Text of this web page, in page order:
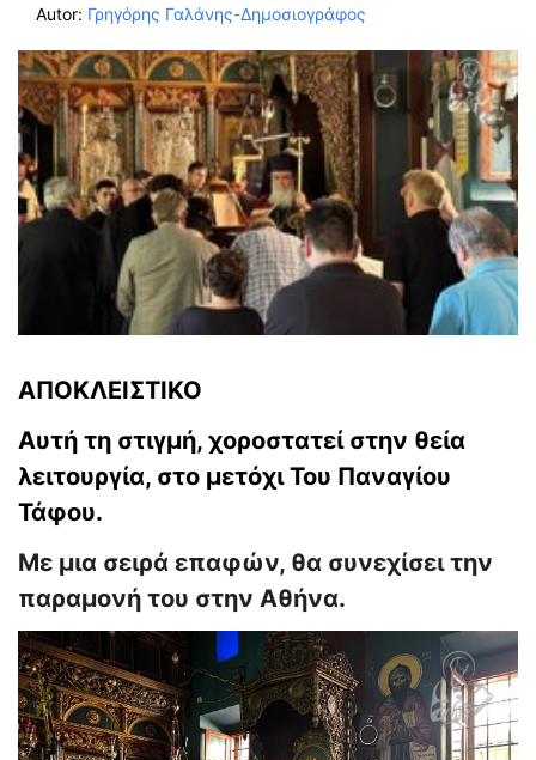
Autor: Γρηγόρης Γαλάνης-Δημοσιογράφος
ΑΠΟΚΛΕΙΣΤΙΚΟ
Αυτή τη στιγμή, χοροστατεί στην θεία
λειτουργία, στο μετόχι Του Παναγίου
Τάφου.
Με μια σειρά επαφών, θα συνεχίσει την
παραμονή του στην Αθήνα.